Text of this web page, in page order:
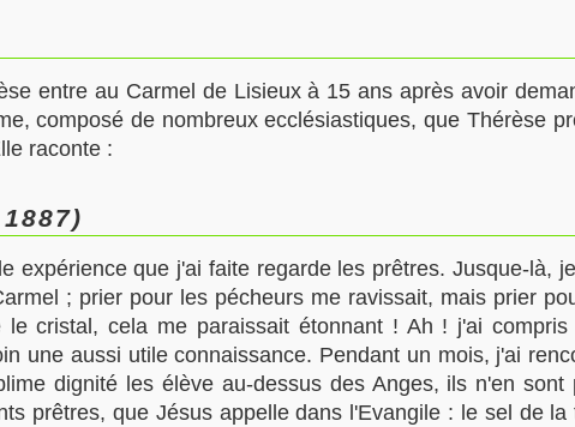
entre au Carmel de Lisieuxà 15 ans après avoir
composé de nombreux ecclésiastiques, que Thérèse
raconte :
expérience que j'ai faite regarde les prêtres. Jusque-là,
; prier pour les pécheurs me ravissait, mais prier
le cristal, cela me paraissait étonnant ! Ah ! j'ai
une aussi utile connaissance. Pendant un mois, j'ai
dignité les élève au-dessus des Anges, ils n'en sont
prêtres, que Jésus appelle dans l'Evangile : le sel de